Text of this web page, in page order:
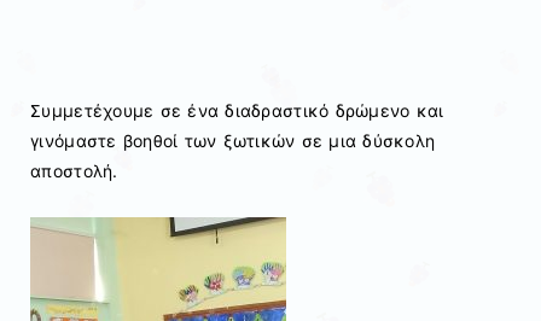
Συμμετέχουμε σε ένα διαδραστικό δρώμενο και
γινόμαστε βοηθοί των ξωτικών σε μια δύσκολη
αποστολή.